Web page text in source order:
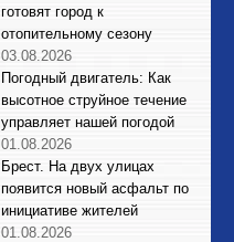
готовят город к
отопительному сезону
03.08.2026
Погодный двигатель: Как
высотное струйное течение
управляет нашей погодой
01.08.2026
Брест. На двух улицах
появится новый асфальт по
инициативе жителей
01.08.2026